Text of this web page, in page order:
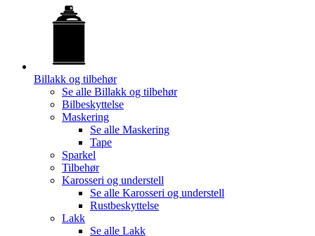
Billakk og tilbehør
Se alle Billakk og tilbehør
Bilbeskyttelse
Maskering
Se alle Maskering
Tape
Sparkel
Tilbehør
Karosseri og understell
Se alle Karosseri og understell
Rustbeskyttelse
Lakk
Se alle Lakk